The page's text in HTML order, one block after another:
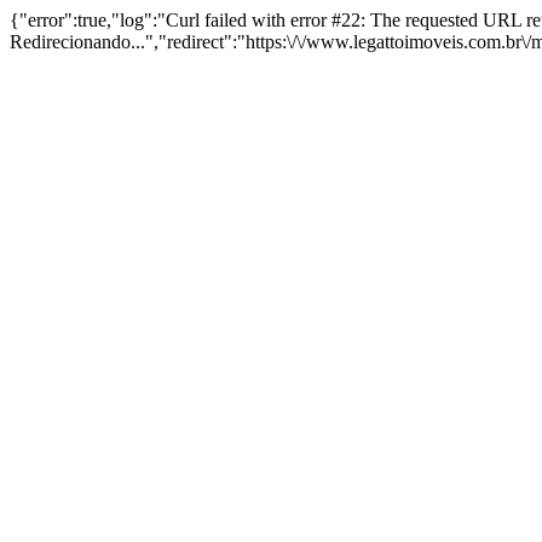
{"error":true,"log":"Curl failed with error #22: The requested URL
Redirecionando...","redirect":"https:\/\/www.legattoimoveis.com.br\/